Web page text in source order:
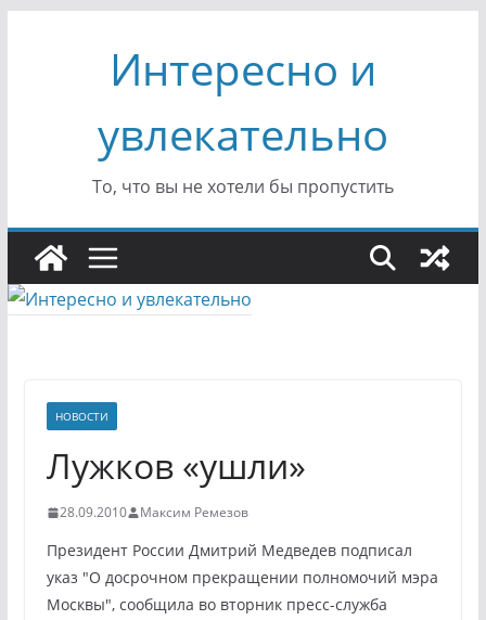
содержимомуИнтересно и
увлекательно
То, что вы не хотели бы пропустить
НОВОСТИ
Лужков «ушли»
28.09.2010 Максим Ремезов
Президент России Дмитрий Медведев подписал
указ "О досрочном прекращении полномочий мэра
Москвы", сообщила во вторник пресс-служба